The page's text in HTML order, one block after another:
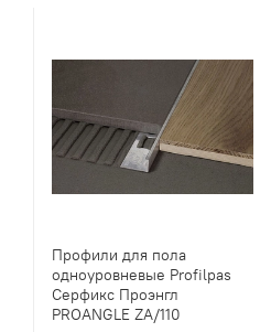
Профили для пола
одноуровневые Profilpas
Серфикс Проэнгл
PROANGLE ZA/110